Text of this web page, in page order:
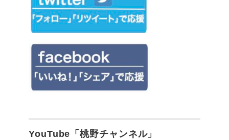
YouTube「桃野チャンネル」